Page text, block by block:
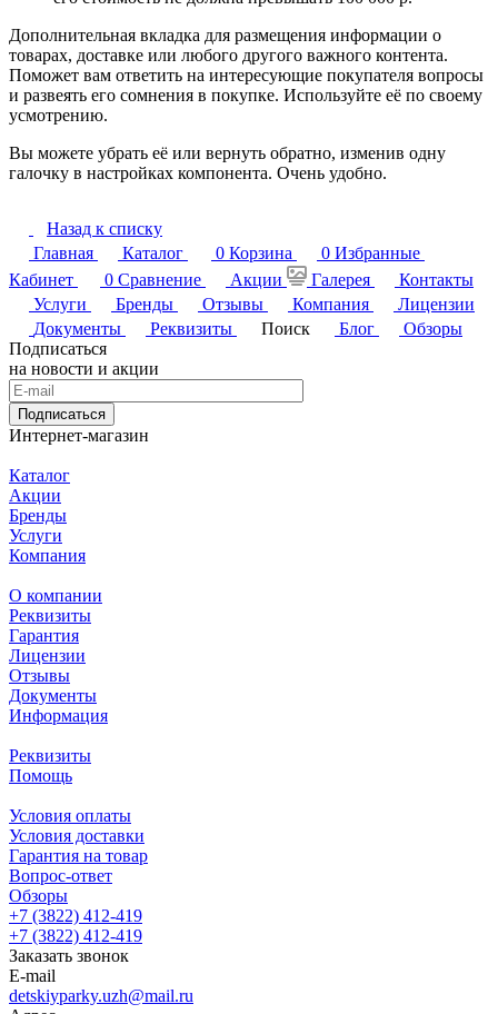
Дополнительная вкладка для размещения информации о
товарах, доставке или любого другого важного контента.
Поможет вам ответить на интересующие покупателя вопросы
и развеять его сомнения в покупке. Используйте её по своему
усмотрению.
Вы можете убрать её или вернуть обратно, изменив одну
галочку в настройках компонента. Очень удобно.
Назад к списку
Главная
Каталог 0 Корзина 0 Избранные
Кабинет
0 Сравнение Акции Галерея
Контакты
Услуги
Бренды Отзывы Компания
Лицензии
Документы
Реквизиты Поиск Блог
Обзоры
Подписаться
на новости и акции
Подписаться
Интернет-магазин
Каталог
Акции
Бренды
Услуги
Компания
О компании
Реквизиты
Гарантия
Лицензии
Отзывы
Документы
Информация
Реквизиты
Помощь
Условия оплаты
Условия доставки
Гарантия на товар
Вопрос-ответ
Обзоры
+7 (3822) 412-419
+7 (3822) 412-419
Заказать звонок
E-mail
detskiyparky.uzh@mail.ru